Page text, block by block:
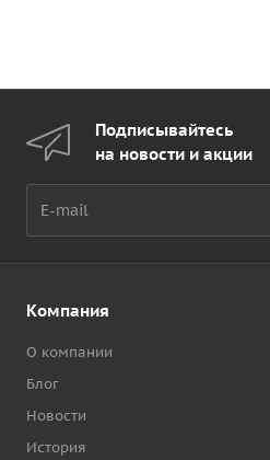
Подписывайтесь
на новости и акции
Компания
О компании
Блог
Новости
История